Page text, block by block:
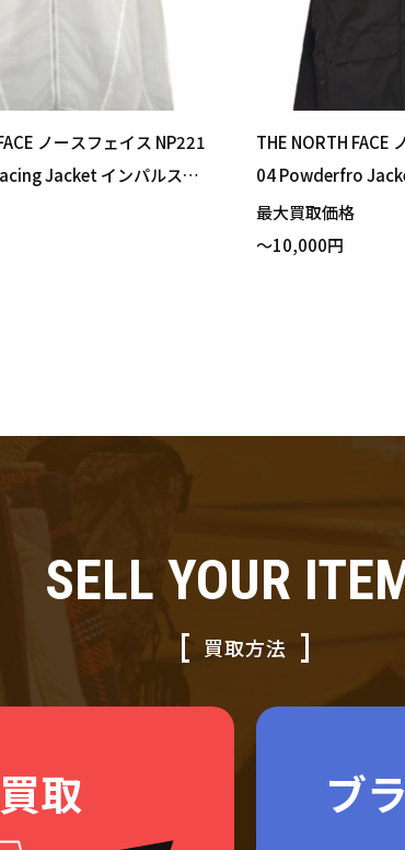
ノースフェイス NP221
Jacket インパルスレ
THE NORTH FACE
04 Powderfro
ャケット スノージ
イズ 買い取りました
最大買取価格
～10,000円
SELL YOUR
買取方法
取 ブ